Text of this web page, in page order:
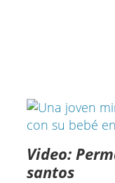
Video:
santos